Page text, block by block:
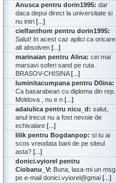
Anusca pentru dorin1995: dar
daca depui direct la universitate si
nu intri [...]
cielfanthom pentru dorin1995:
Salut! In acest caz aplici ca oricare
alt absolven [...]
marinaian pentru Alina: cei mai
marsavi soferi sand pe ruta
BRASOV-CHISINA[...]
luminitacumpana pentru D0ina:
Ca basarabean cu diploma din rep.
Moldova , nu e n [...]
adaiulica pentru nicu_d: salut,
anul trecut nu a fost nevoie de
echivalare [...]
lilik pentru Bogdanpop: si tu ai
scos vreodata bani de pe siteul
asta? [...]
donici.vyiorel pentru
Ciobanu_V: Buna, lasa-mi un msg
pe e-mail donici.vyiorel@gmai [...]